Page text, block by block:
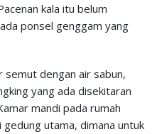
kala itu belum
ponsel genggam yang
semut dengan air sabun,
yang ada disekitaran
mandi pada rumah
utama, dimana untuk